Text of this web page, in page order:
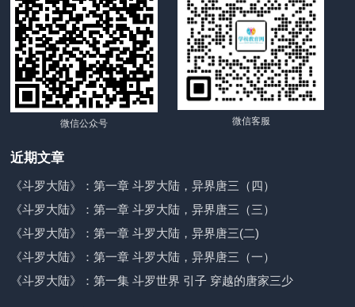
微信公众号 微信客服
近期文章
《斗罗大陆》：第一章 斗罗大陆，异界唐三（四）
《斗罗大陆》：第一章 斗罗大陆，异界唐三（三）
《斗罗大陆》：第一章 斗罗大陆，异界唐三(二)
《斗罗大陆》：第一章 斗罗大陆，异界唐三（一）
《斗罗大陆》：第一集 斗罗世界 引子 穿越的唐家三少